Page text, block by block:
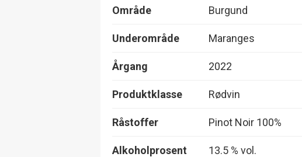
Område Burgund
Underområde Maranges
Årgang 2022
Produktklasse Rødvin
Råstoffer Pinot Noir 100%
Alkoholprosent 13.5 % vol.